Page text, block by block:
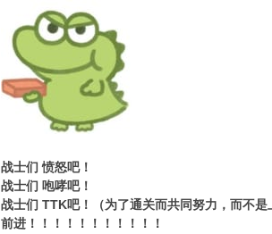
战士们 愤怒吧！
战士们 咆哮吧！
战士们 TTK吧！（为了通关而共同努力，而不
前进！！！！！！！！！！！